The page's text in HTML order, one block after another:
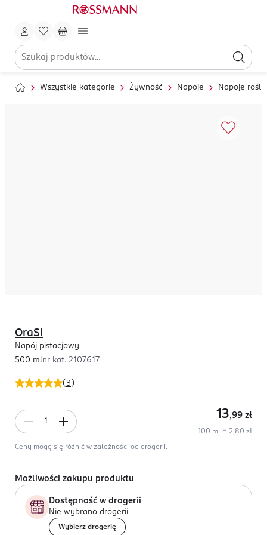
Wszystkie kategorie Żywność Napoje Napoje
(3 )
OraSi
Napój pistacjowy
500 mlnr kat. 2107617
13,99 zł
100 ml = 2,80 zł
Ceny mogą się różnić w zależności od drogerii.
Możliwości zakupu produktu
Dostępność w drogerii
Nie wybrano drogerii
Wybierz drogerię